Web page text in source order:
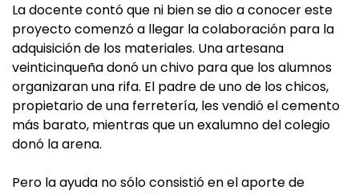
La docente contó que ni bien se dio a conocer este
proyecto comenzó a llegar la colaboración para la
adquisición de los materiales. Una artesana
veinticinqueña donó un chivo para que los alumnos
organizaran una rifa. El padre de uno de los chicos,
propietario de una ferretería, les vendió el cemento
más barato, mientras que un exalumno del colegio
donó la arena.
Pero la ayuda no sólo consistió en el aporte de